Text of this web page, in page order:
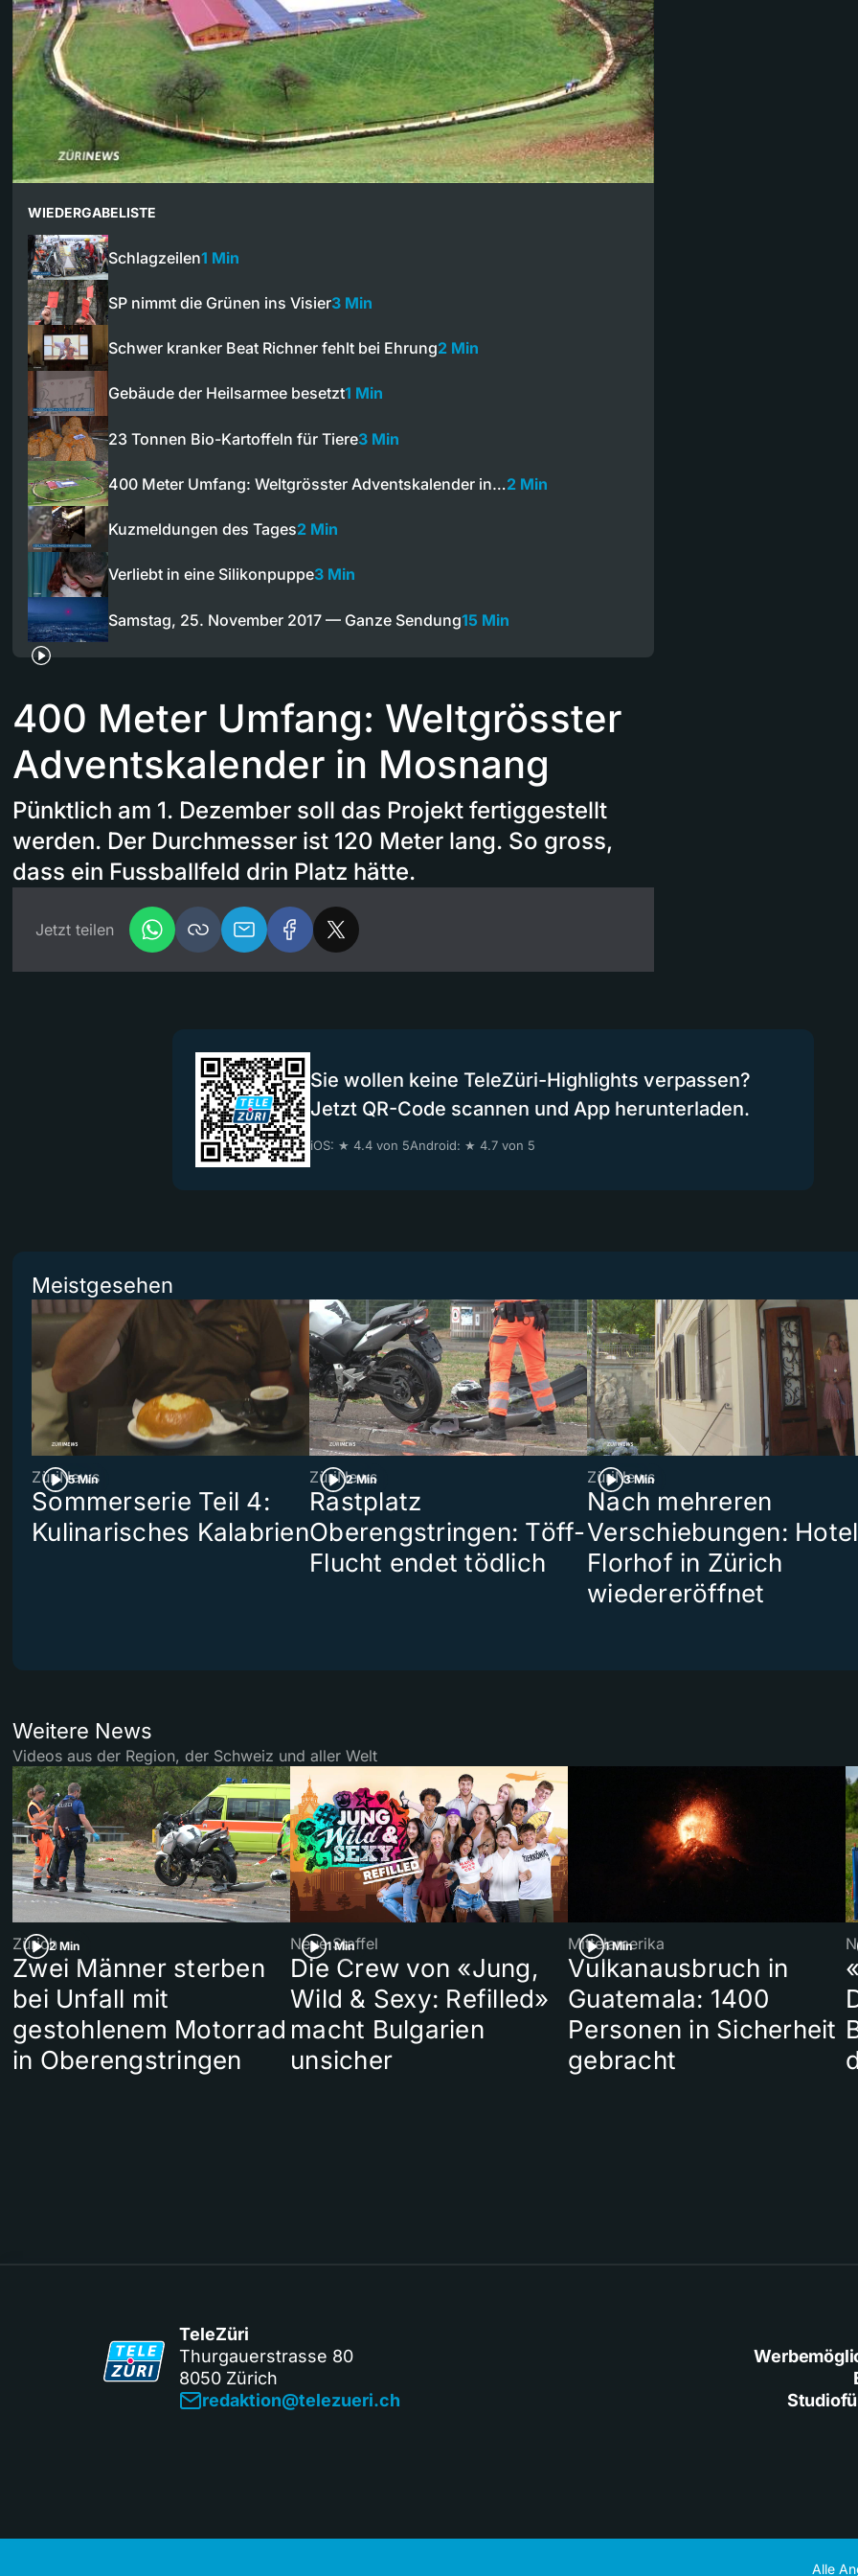
WIEDERGABELISTE
Schlagzeilen1 Min
SP nimmt die Grünen ins Visier3 Min
Schwer kranker Beat Richner fehlt bei Ehrung2 Min
Gebäude der Heilsarmee besetzt1 Min
23 Tonnen Bio-Kartoffeln für Tiere3 Min
400 Meter Umfang: Weltgrösster Adventskalender in…2 Min
Kuzmeldungen des Tages2 Min
Verliebt in eine Silikonpuppe3 Min
Samstag, 25. November 2017 — Ganze Sendung15 Min
400 Meter Umfang: Weltgrösster
Adventskalender in Mosnang
Pünktlich am 1. Dezember soll das Projekt fertiggestellt
werden. Der Durchmesser ist 120 Meter lang. So gross,
dass ein Fussballfeld drin Platz hätte.
Jetzt teilen
Sie wollen keine TeleZüri-Highlights verpassen?
Jetzt QR-Code scannen und App herunterladen.
iOS: ★ 4.4 von 5Android: ★ 4.7 von 5
Meistgesehen
5 Min
ZüriNews
Sommerserie Teil 4:
Kulinarisches Kalabrien
2 Min
ZüriNews
Rastplatz
Oberengstringen: Töff-
Flucht endet tödlich
3 Min
ZüriNews
Nach mehreren
Verschiebungen: Hotel
Florhof in Zürich
wiedereröffnet
Weitere News
Videos aus der Region, der Schweiz und aller Welt
2 Min
Zürich
Zwei Männer sterben
bei Unfall mit
gestohlenem Motorrad
in Oberengstringen
1 Min
Neue Staffel
Die Crew von «Jung,
Wild & Sexy: Refilled»
macht Bulgarien
unsicher
1 Min
Mittelamerika
Vulkanausbruch in
Guatemala: 1400
Personen in Sicherheit
gebracht
TeleZüri
Thurgauerstrasse 80
8050 Zürich
redaktion@telezueri.ch
Alle